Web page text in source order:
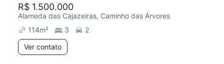
R$ 1.500.000
Alameda das Cajazeiras, Caminho das Árvores
114m² 3
2
Ver contato